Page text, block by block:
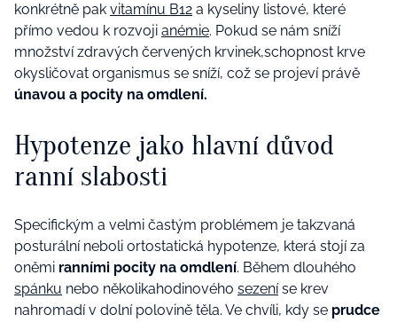
konkrétně pak vitamínu B12 a kyseliny listové, které
přímo vedou k rozvoji anémie. Pokud se nám sníží
množství zdravých červených krvinek,schopnost krve
okysličovat organismus se sníží, což se projeví právě
únavou a pocity na omdlení.
Hypotenze jako hlavní důvod
ranní slabosti
Specifickým a velmi častým problémem je takzvaná
posturální neboli ortostatická hypotenze, která stojí za
oněmi ranními pocity na omdlení. Během dlouhého
spánku nebo několikahodinového sezeníse krev
nahromadí v dolní polovině těla. Ve chvíli, kdy se prudce